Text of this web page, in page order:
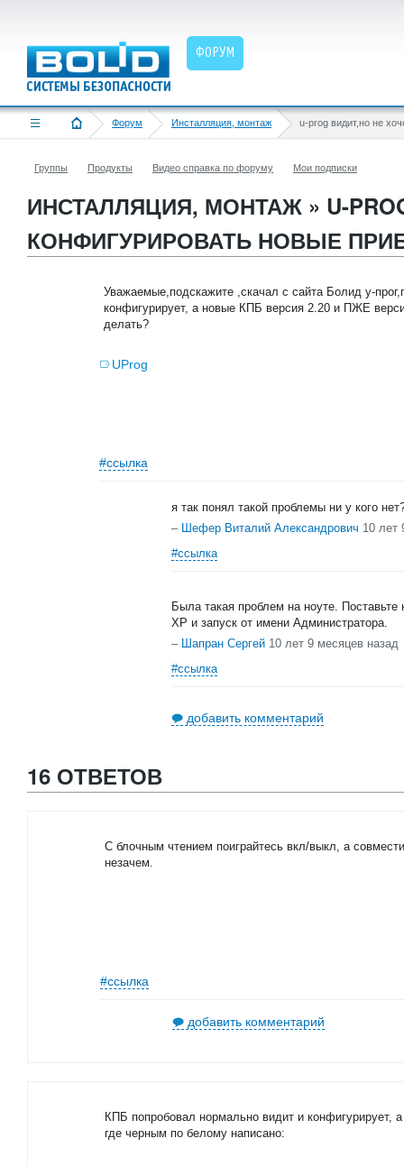
ФОРУМ
Форум Инсталляция, монтаж
Группы Продукты Видео справка по форуму Мои подписки
ИНСТАЛЛЯЦИЯ, МОНТАЖ » U-
КОНФИГУРИРОВАТЬ НОВЫЕ
Уважаемые,подскажите ,скачал с сайта Болид у-
конфигурирует, а новые КПБ версия 2.20 и ПЖЕ
делать?
UProg
#ссылка
я так понял такой проблемы ни у кого
– Шефер Виталий Александрович 10 лет
#ссылка
Была такая проблем на ноуте. Поставьте
ХР и запуск от имени Администратора.
– Шапран Сергей 10 лет 9 месяцев назад
#ссылка
добавить комментарий
16 ОТВЕТОВ
С блочным чтением поиграйтесь вкл/выкл, а
незачем.
#ссылка
добавить комментарий
КПБ попробовал нормально видит и конфигурирует,
где черным по белому написано: